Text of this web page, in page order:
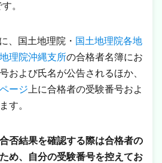
。
、国土地理院・ 国土地理院各地
理院沖縄支所の合格者名簿にお
および氏名が公告されるほか、
ージ 上に合格者の受験番号およ
す。
否結果を確認する際は合格者の
め、自分の受験番号を控えてお